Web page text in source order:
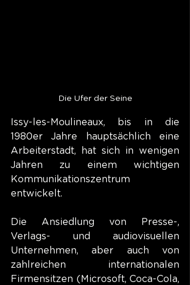
Die Ufer der Seine
Issy-les-Moulineaux, bis in die
1980er Jahre hauptsächlich eine
Arbeiterstadt, hat sich in wenigen
Jahren zu einem wichtigen
Kommunikationszentrum
entwickelt.
Die Ansiedlung von Presse-,
Verlags- und audiovisuellen
Unternehmen, aber auch von
zahlreichen internationalen
Firmensitzen (Microsoft, Coca-Cola,